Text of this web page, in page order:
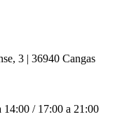
3 | 36940 Cangas
14:00 / 17:00 a 21:00